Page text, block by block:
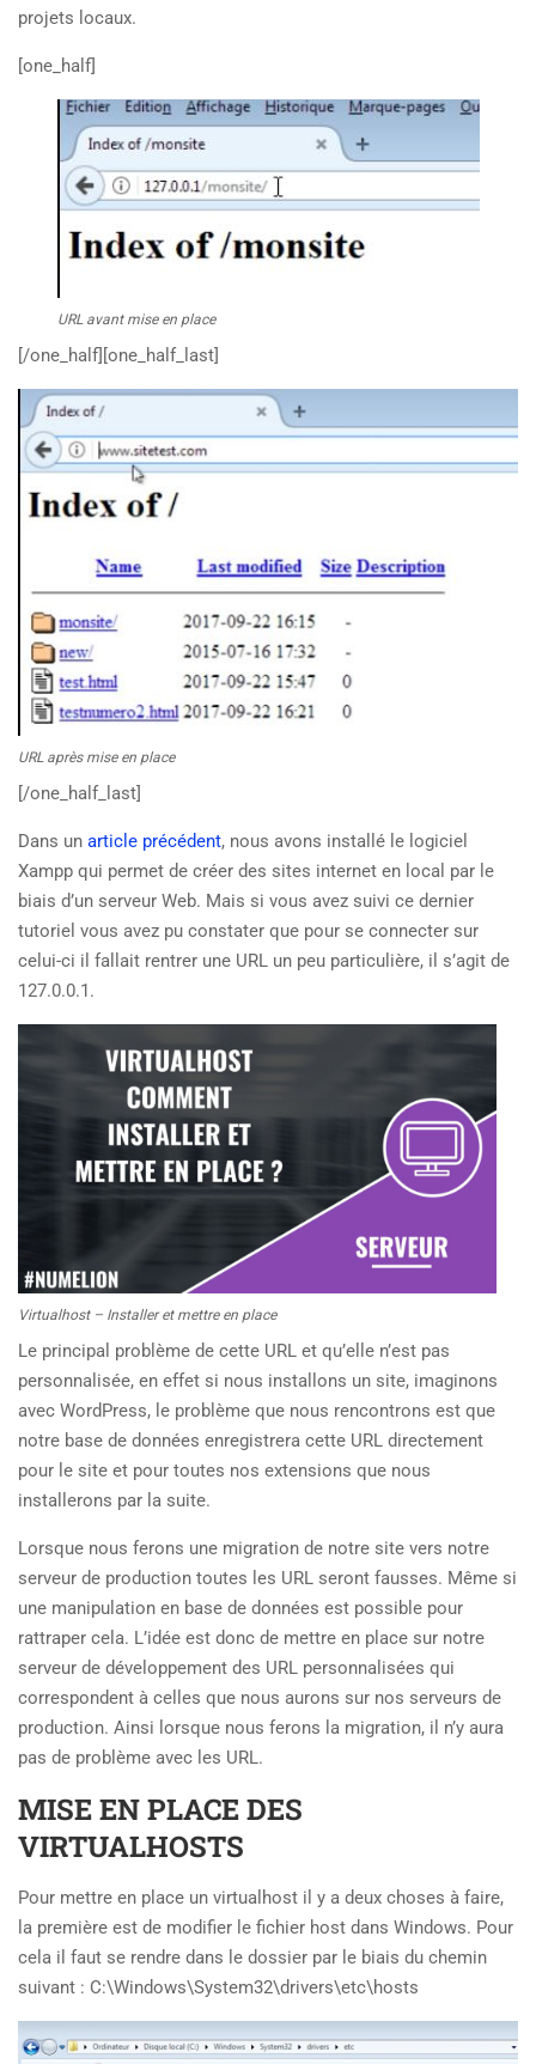
projets locaux.
[one_half]
URL avant mise en place
[/one_half][one_half_last]
URL après mise en place
[/one_half_last]
Dans un article précédent, nous avons installé le logiciel
Xampp qui permet de créer des sites internet en local par le
biais d’un serveur Web. Mais si vous avez suivi ce dernier
tutoriel vous avez pu constater que pour se connecter sur
celui-ci il fallait rentrer une URL un peu particulière, il s’agit de
127.0.0.1.
Virtualhost – Installer et mettre en place
Le principal problème de cette URL et qu’elle n’est pas
personnalisée, en effet si nous installons un site, imaginons
avec WordPress, le problème que nous rencontrons est que
notre base de données enregistrera cette URL directement
pour le site et pour toutes nos extensions que nous
installerons par la suite.
Lorsque nous ferons une migration de notre site vers notre
serveur de production toutes les URL seront fausses. Même si
une manipulation en base de données est possible pour
rattraper cela. L’idée est donc de mettre en place sur notre
serveur de développement des URL personnalisées qui
correspondent à celles que nous aurons sur nos serveurs de
production. Ainsi lorsque nous ferons la migration, il n’y aura
pas de problème avec les URL.
MISE EN PLACE DES
VIRTUALHOSTS
Pour mettre en place un virtualhost il y a deux choses à faire,
la première est de modifier le fichier host dans Windows. Pour
cela il faut se rendre dans le dossier par le biais du chemin
suivant : C:\Windows\System32\drivers\etc\hosts